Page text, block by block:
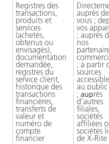
Registres des
transactions,
produits et
services
(achetés,
obtenus ou
envisagés),
documentation
demandée,
registres du
service client,
historique des
transactions
financières,
transferts de
valeur et
numéro de
compte
financier
auprès de
vous ;
vos
; auprès
nos
; à partir
sources
au public
; auprès
d’autres
filiales,
sociétés
affiliées
sociétés
de X-Rite